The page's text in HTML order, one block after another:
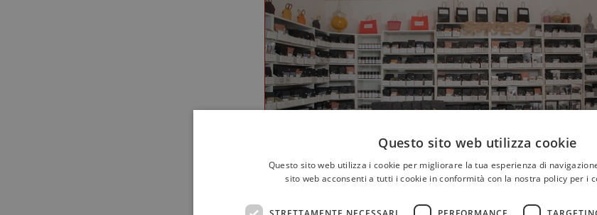
Questo sito web utilizza cookie
Questo sito web utilizza i cookie per migliorare la tua esperienza di
sito web acconsenti a tutti i cookie in conformità con la nostra policy per i